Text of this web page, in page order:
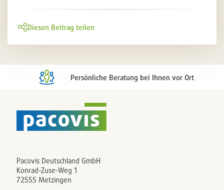
Diesen Beitrag teilen
Persönliche Beratung bei Ihnen vor Ort
Pacovis Deutschland GmbH
Konrad-Zuse-Weg 1
72555 Metzingen